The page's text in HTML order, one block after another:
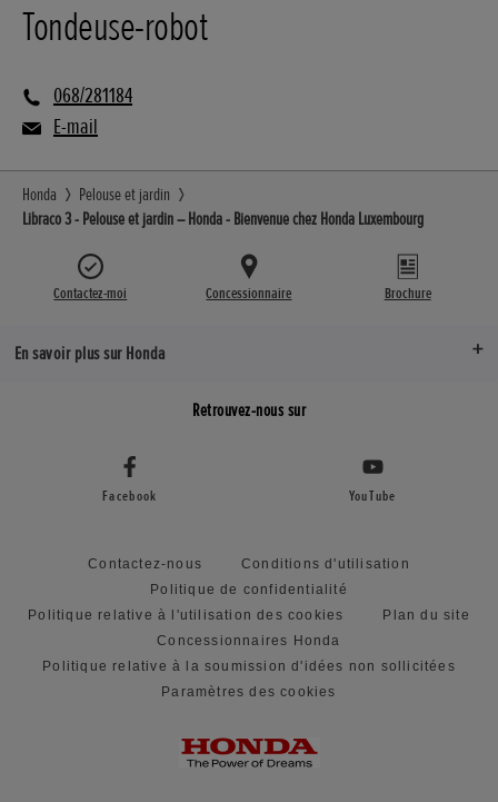
Tondeuse-robot
068/281184
E-mail
Honda
Pelouse et jardin
Libraco 3 - Pelouse et jardin – Honda - Bienvenue chez Honda Luxembourg
Contactez-moi Concessionnaire Brochure
En savoir plus sur Honda
Retrouvez-nous sur
Facebook YouTube
Contactez-nous
Conditions d'utilisation
Politique de confidentialité
Politique relative à l'utilisation des cookies
Plan du site
Concessionnaires Honda
Politique relative à la soumission d'idées non sollicitées
Paramètres des cookies